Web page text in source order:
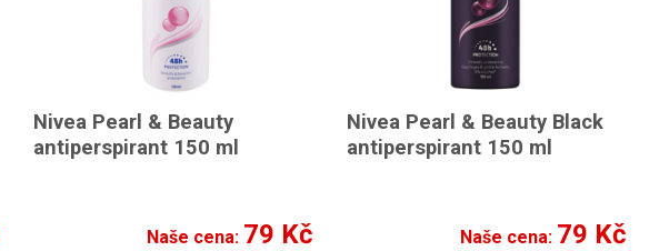
Nivea Pearl & Beauty
antiperspirant 150 ml
Naše cena: 79 Kč
Nivea Pearl & Beauty Black
antiperspirant 150 ml
Naše cena: 79 Kč